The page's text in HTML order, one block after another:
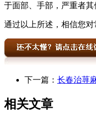
于面部、手部，严重者
通过以上所述，相信您
下一篇： 长春治荨
相关文章